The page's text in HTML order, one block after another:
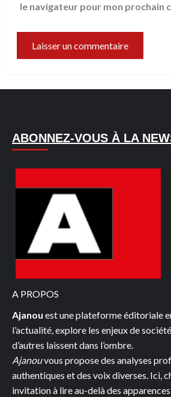
le navigateur pour mon prochain
ABONNEZ-VOUS À LA
A PROPOS
Ajanou est une plateforme éditoriale
l’actualité, explore les enjeux de
d’autres laissent dans l’ombre.
Ajanouvous propose des analyses
authentiques et des voix diverses. Ici,
invitation à lire au-delà des apparences